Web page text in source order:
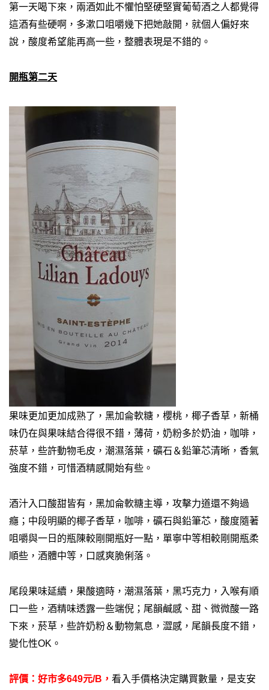
第一天喝下來，兩酒如此不懼怕堅硬堅實葡萄酒之人都覺得
這酒有些硬啊，多漱口咀嚼幾下把她敲開，就個人偏好來
說，酸度希望能再高一些，整體表現是不錯的。
開瓶第二天
果味更加更加成熟了，黑加侖軟糖，櫻桃，椰子香草，新桶
味仍在與果味結合得很不錯，薄荷，奶粉多於奶油，咖啡，
菸草，些許動物毛皮，潮濕落葉，礦石＆鉛筆芯清晰，香氣
強度不錯，可惜酒精感開始有些。
酒汁入口酸甜皆有，黑加侖軟糖主導，攻擊力道還不夠過
癮；中段明顯的椰子香草，咖啡，礦石與鉛筆芯，酸度隨著
咀嚼與一日的瓶陳較剛開瓶好一點，單寧中等相較剛開瓶柔
順些，酒體中等，口感爽脆俐落。
尾段果味延續，果酸適時，潮濕落葉，黑巧克力，入喉有順
口一些，酒精味透露一些端倪；尾韻鹹感、甜、微微酸一路
下來，菸草，些許奶粉＆動物氣息，澀感，尾韻長度不錯，
變化性OK。
評價：好市多649元/B， 看入手價格決定購買數量，是支安